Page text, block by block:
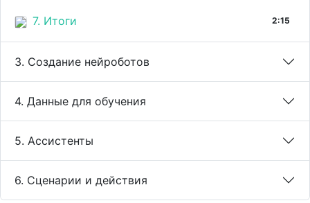
7. Итоги 2:15
3. Создание нейроботов
4. Данные для обучения
5. Ассистенты
6. Сценарии и действия